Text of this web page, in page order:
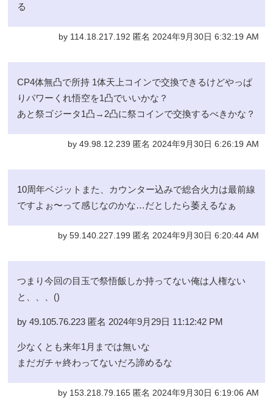
る
by 114.18.217.192 匿名 2024年9月30日 6:32:19 AM
CP4体無凸で所持 1体天上コインで交換できるけどやっぱ
りパワーくれ悟空を1凸でいいかな？
あと祭ゴジータ1凸→2凸に祭コインで交換するべきかな？
by 49.98.12.239 匿名 2024年9月30日 6:26:19 AM
10周年ベジットまた、カウンター込みで総合火力は最前線
ですよぉ〜って感じなのかな…だとしたら萎えるなぁ
by 59.140.227.199 匿名 2024年9月30日 6:20:44 AM
つまり今回の目玉で祭悟飯しか持ってない俺は人権ない
と、、、()
by 49.105.76.223 匿名 2024年9月29日 11:12:42 PM
少なくとも来年1月までは無いな
まだガチャ終わってないだろ諦めるな
by 153.218.79.165 匿名 2024年9月30日 6:19:06 AM